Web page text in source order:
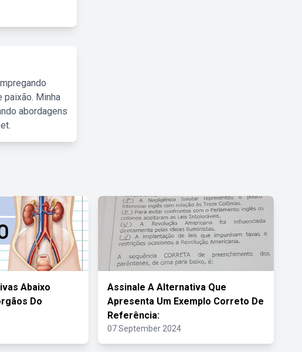
Minha
abordagens
Abaixo
Do
Assinale A Alternativa Que
Apresenta Um Exemplo Correto De
Referência:
07 September 2024